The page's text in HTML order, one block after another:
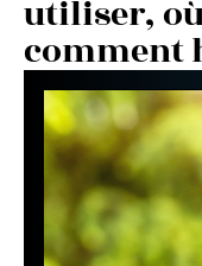
utiliser,
comment